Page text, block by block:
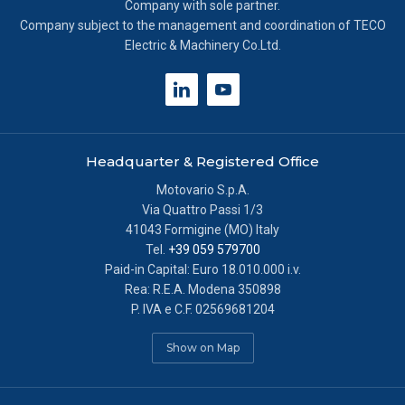
Informativa breve e consenso all’uso dei cookie.
Cookie tecnici:necessari per ottimizzare la navigazione
cookie non occorre l’acquisizione del tuo consenso.
Cookie analytics/statistici anonimi: equiparabili ai
tecnici, sono necessari per elaborare statistiche anonime
cookie non occorre l’acquisizione del tuo consenso.
previo tuo consenso, per esaminare le tue abitudini di
navigazione e mostrarti avvisi pubblicitari mirati, in linea
con le tue preferenze. Ti chiediamo di effettuare le tue
Company with sole partner.
Company subject to the management and coordination of TECO
Electric & Machinery Co.Ltd.
Headquarter & Registered Office
Motovario S.p.A.
Via Quattro Passi 1/3
41043 Formigine (MO) Italy
Tel. +39 059 579700
Paid-in Capital: Euro 18.010.000 i.v.
Rea: R.E.A. Modena 350898
P. IVA e C.F. 02569681204
Show on Map